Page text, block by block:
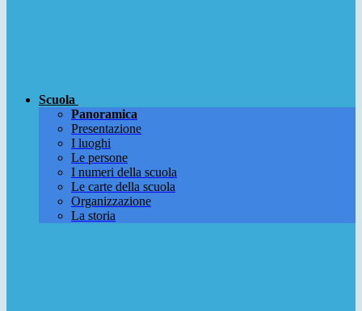
Scuola
Panoramica
Presentazione
I luoghi
Le persone
I numeri della scuola
Le carte della scuola
Organizzazione
La storia